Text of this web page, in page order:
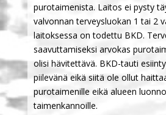
purotaimenista. Laitos ei pysty
valvonnan terveysluokan 1 tai 2
laitoksessa on todettu BKD.
saavuttamiseksi arvokas
olisi hävitettävä. BKD-tauti
piilevänä eikä siitä ole ollut
purotaimenille eikä alueen
taimenkannoille.